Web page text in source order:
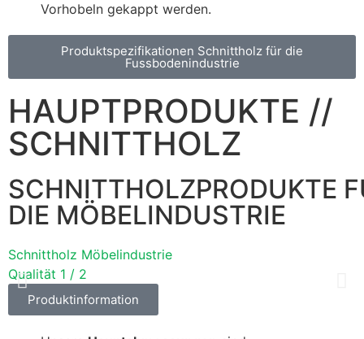
Vorhobeln gekappt werden.
Produktspezifikationen Schnittholz für die
Fussbodenindustrie
HAUPTPRODUKTE //
SCHNITTHOLZ
SCHNITTHOLZPRODUKTE
DIE MÖBELINDUSTRIE
Schnittholz Möbelindustrie
Qualität 1 / 2
Produktinformation